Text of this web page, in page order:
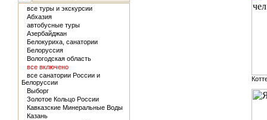
все туры и экскурсии
Абхазия
автобусные туры
Азербайджан
Белокуриха, санатории
Белоруссия
Вологодская область
все включено
все санатории России и
Белоруссии
Выборг
Золотое Кольцо России
Кавказские Минеральные Воды
Казань